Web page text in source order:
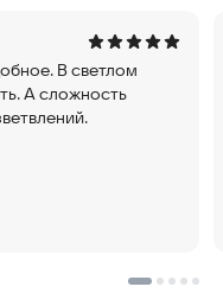
В светлом
А сложность